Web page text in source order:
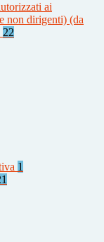
ai
non dirigenti) (da
22
1